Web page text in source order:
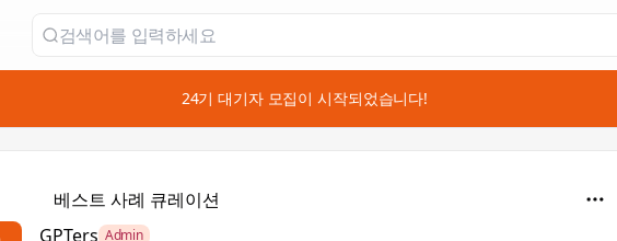
📣 24기 대기자 모집이 시작되었습니다!
🏆베스트 사례 큐레이션
GPTers Admin